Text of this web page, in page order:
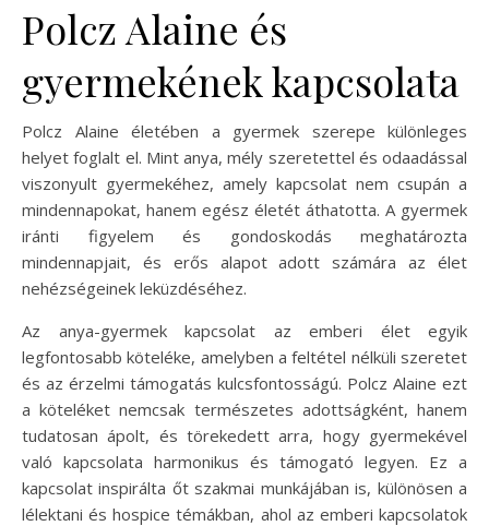
Polcz Alaine és
gyermekének kapcsolata
Polcz Alaine életében a gyermek szerepe különleges
helyet foglalt el. Mint anya, mély szeretettel és odaadással
viszonyult gyermekéhez, amely kapcsolat nem csupán a
mindennapokat, hanem egész életét áthatotta. A gyermek
iránti figyelem és gondoskodás meghatározta
mindennapjait, és erős alapot adott számára az élet
nehézségeinek leküzdéséhez.
Az anya-gyermek kapcsolat az emberi élet egyik
legfontosabb köteléke, amelyben a feltétel nélküli szeretet
és az érzelmi támogatás kulcsfontosságú. Polcz Alaine ezt
a köteléket nemcsak természetes adottságként, hanem
tudatosan ápolt, és törekedett arra, hogy gyermekével
való kapcsolata harmonikus és támogató legyen. Ez a
kapcsolat inspirálta őt szakmai munkájában is, különösen a
lélektani és hospice témákban, ahol az emberi kapcsolatok